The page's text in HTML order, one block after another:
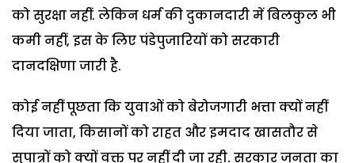
को सुरक्षा नहीं. लेकिन धर्म की दुकानदारी में बिलकुल भी
कमी नहीं, इस के लिए पंडेपुजारियों को सरकारी
दानदक्षिणा जारी है.
कोई नहीं पूछता कि युवाओं को बेरोजगारी भत्ता क्यों नहीं
दिया जाता, किसानों को राहत और इमदाद खासतौर से
सुपात्रों को क्यों वक्त पर नहीं दी जा रही. सरकार जनता का